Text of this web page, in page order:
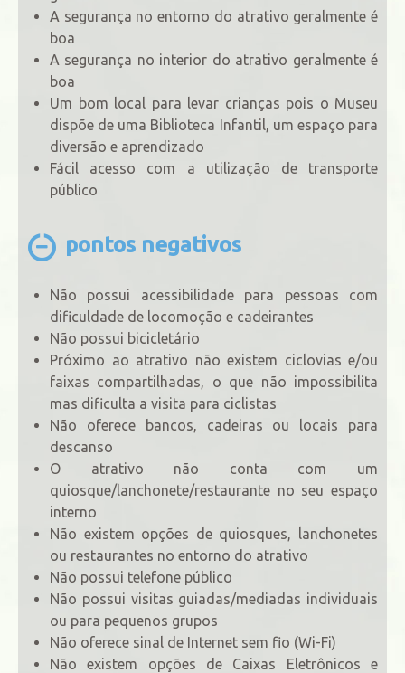
A segurança no entorno do atrativo geralmente é
boa
A segurança no interior do atrativo geralmente é
boa
Um bom local para levar crianças pois o Museu
dispõe de uma Biblioteca Infantil, um espaço para
diversão e aprendizado
Fácil acesso com a utilização de transporte
público
pontos negativos
Não possui acessibilidade para pessoas com
dificuldade de locomoção e cadeirantes
Não possui bicicletário
Próximo ao atrativo não existem ciclovias e/ou
faixas compartilhadas, o que não impossibilita
mas dificulta a visita para ciclistas
Não oferece bancos, cadeiras ou locais para
descanso
O atrativo não conta com um
quiosque/lanchonete/restaurante no seu espaço
interno
Não existem opções de quiosques, lanchonetes
ou restaurantes no entorno do atrativo
Não possui telefone público
Não possui visitas guiadas/mediadas individuais
ou para pequenos grupos
Não oferece sinal de Internet sem fio (Wi-Fi)
Não existem opções de Caixas Eletrônicos e